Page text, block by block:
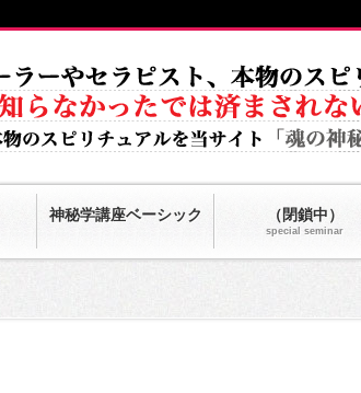
神秘学講座ベーシック （閉鎖中）
special seminar